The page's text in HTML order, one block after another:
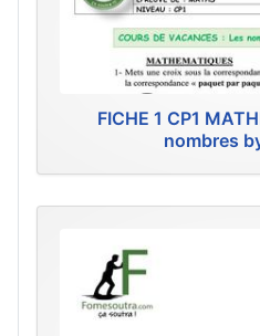
FICHE 1 CP1
nombres